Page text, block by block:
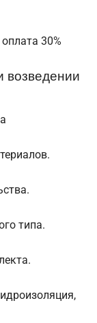
30%
возведении
типа.